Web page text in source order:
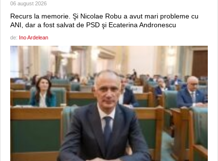
06 august 2026
Recurs la memorie. Şi Nicolae Robu a avut mari probleme cu
ANI, dar a fost salvat de PSD şi Ecaterina Andronescu
de: Ino Ardelean